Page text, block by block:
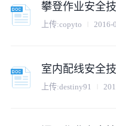
攀登作业安全
上传:copyto 2016-
室内配线安全
上传:destiny91